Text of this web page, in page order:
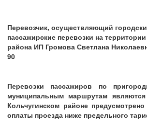
Перевозчик, осуществляющий
пассажирские перевозки на
района ИП Громова Светлана
90
Перевозки пассажиров по
муниципальным маршрутам
Кольчугинском районе
оплаты проезда ниже предельного